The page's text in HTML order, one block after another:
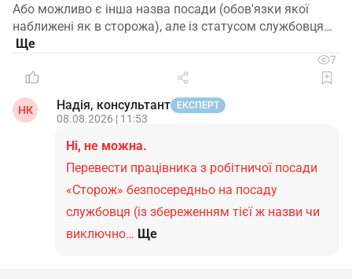
Або можливо є інша назва посади (обов'язки якої
наближені як в сторожа), але із статусом службовця…
7
НК Надія, консультант ЕКСПЕРТ
08.08.2026 | 11:53
Ні, не можна.
Перевести працівника з робітничої посади
«Сторож» безпосередньо на посаду
службовця (із збереженням тієї ж назви чи
виключно… Ще